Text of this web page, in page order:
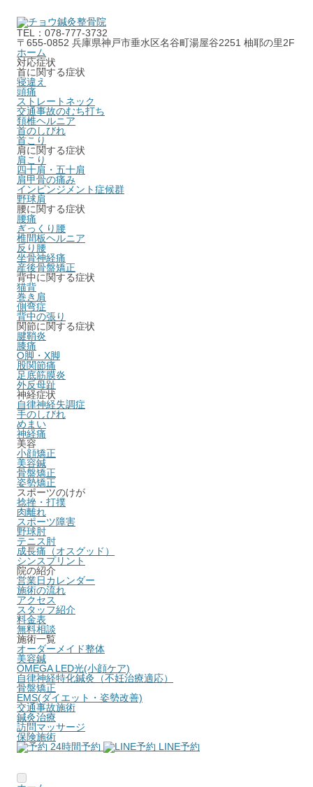
テ
ン
ツ
へ
ス
キ
ッ
プ
TEL：078-777-3732
〒655-0852 兵庫県神戸市垂水区名谷町湯屋谷2251 柚耶の里2F
ホーム
対応症状
首に関する症状
寝違え
頭痛
ストレートネック
交通事故のむち打ち
頚椎ヘルニア
首のしびれ
首こり
肩に関する症状
肩こり
四十肩・五十肩
肩甲骨の痛み
インピンジメント症候群
野球肩
腰に関する症状
腰痛
ぎっくり腰
椎間板ヘルニア
反り腰
坐骨神経痛
産後骨盤矯正
背中に関する症状
猫背
巻き肩
側弯症
背中の張り
関節に関する症状
腱鞘炎
膝痛
O脚・X脚
股関節痛
足底筋膜炎
外反母趾
神経症状
自律神経失調症
手のしびれ
めまい
神経痛
美容
小顔矯正
美容鍼
骨盤矯正
姿勢矯正
スポーツのけが
捻挫・打撲
肉離れ
スポーツ障害
野球肘
テニス肘
成長痛（オスグッド）
シンスプリント
院の紹介
営業日カレンダー
施術の流れ
アクセス
スタッフ紹介
料金表
無料相談
施術一覧
オーダーメイド整体
美容鍼
OMEGA LED光(小顔ケア)
自律神経特化鍼灸（不妊治療適応）
骨盤矯正
EMS(ダイエット・姿勢改善)
交通事故施術
鍼灸治療
訪問マッサージ
保険施術
24時間予約
LINE予約